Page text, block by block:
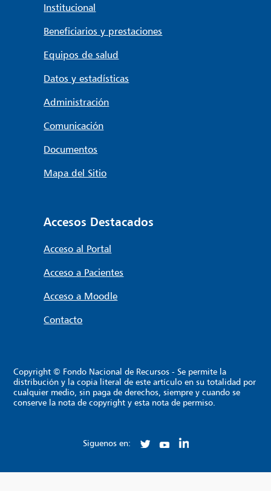
Institucional
Beneficiarios y prestaciones
Equipos de salud
Datos y estadísticas
Administración
Comunicación
Documentos
Mapa del Sitio
Accesos Destacados
Acceso al Portal
Acceso a Pacientes
Acceso a Moodle
Contacto
Copyright © Fondo Nacional de Recursos - Se permite la
distribución y la copia literal de este artículo en su totalidad por
cualquier medio, sin paga de derechos, siempre y cuando se
conserve la nota de copyright y esta nota de permiso.
Siguenos en: